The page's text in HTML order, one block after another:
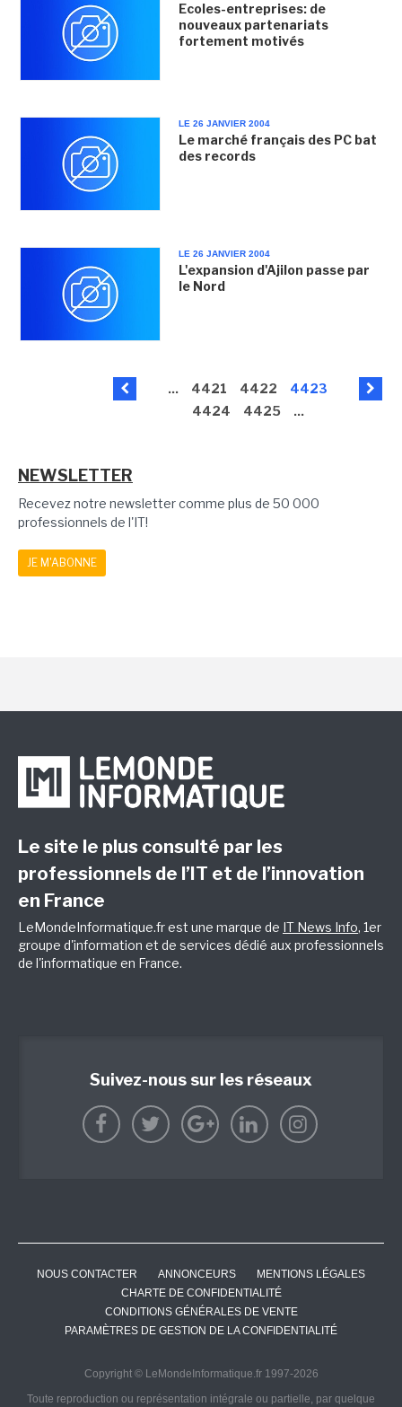
Ecoles-entreprises: de
nouveaux partenariats
fortement motivés
LE 26 JANVIER 2004
Le marché français des PC bat
des records
LE 26 JANVIER 2004
L'expansion d'Ajilon passe par
le Nord
... 4421 4422
4423
4424
4425 ...
NEWSLETTER
Recevez notre newsletter comme plus de 50 000
professionnels de l'IT!
JE M'ABONNE
Le site le plus consulté par les
professionnels de l’IT et de l’innovation
en France
LeMondeInformatique.fr est une marque de IT News Info, 1er
groupe d'information et de services dédié aux professionnels
de l'informatique en France.
Suivez-nous sur les réseaux
NOUS CONTACTER ANNONCEURS
MENTIONS LÉGALES
CHARTE DE CONFIDENTIALITÉ
CONDITIONS GÉNÉRALES DE VENTE
PARAMÈTRES DE GESTION DE LA CONFIDENTIALITÉ
Copyright © LeMondeInformatique.fr 1997-2026
Toute reproduction ou représentation intégrale ou partielle, par quelque